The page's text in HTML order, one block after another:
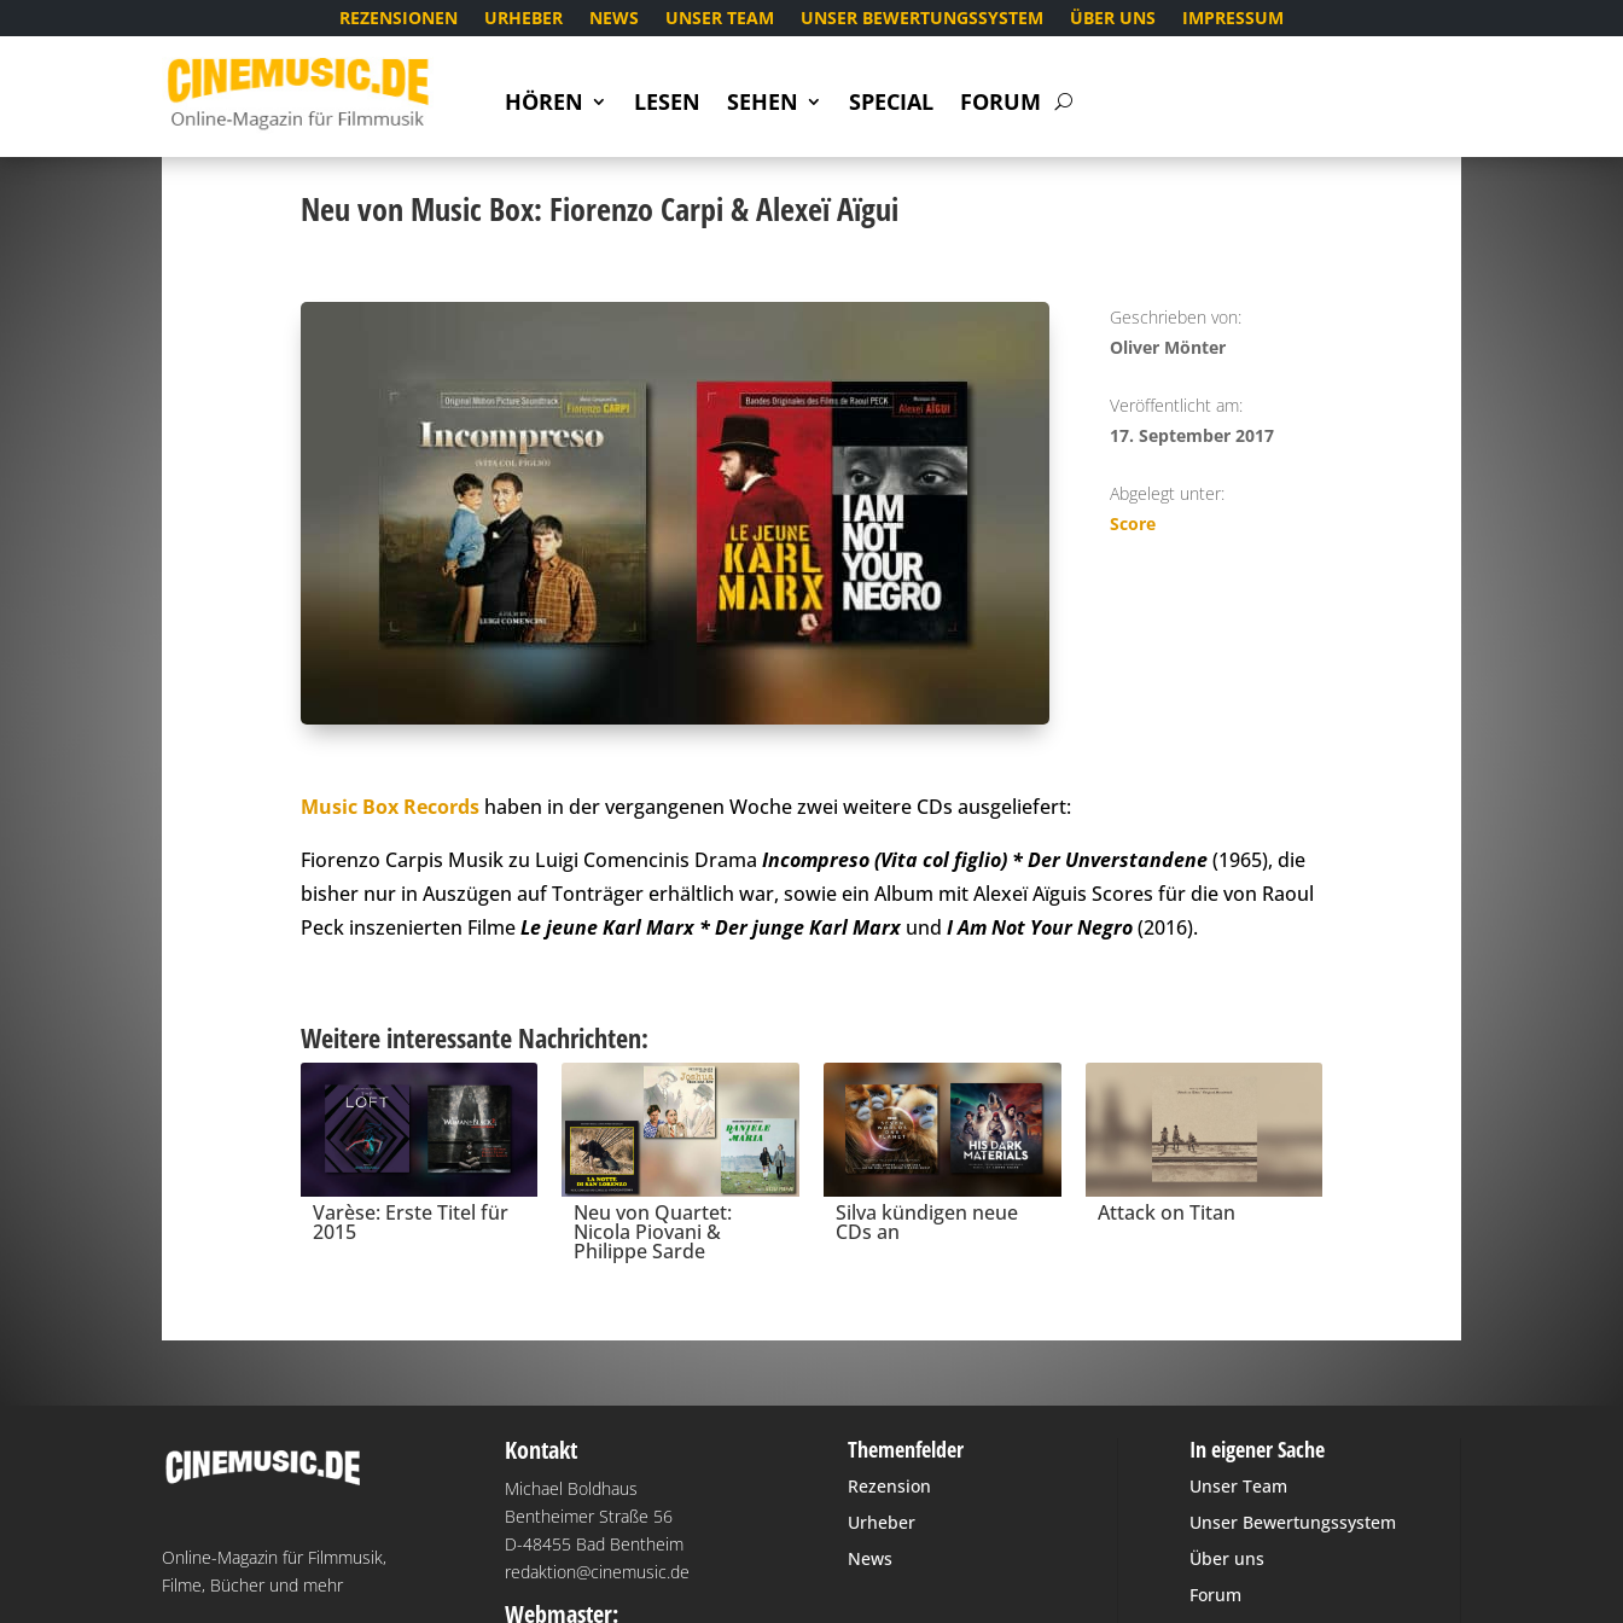
REZENSIONEN URHEBER NEWS UNSER TEAM UNSER BEWERTUNGSSYSTEM ÜBER UNS IMPRESSUM
HÖREN LESEN SEHEN SPECIAL FORUM
Neu von Music Box: Fiorenzo Carpi & Alexeï Aïgui
Geschrieben von:
Oliver Mönter
Veröffentlicht am:
17. September 2017
Abgelegt unter:
Score
Music Box Recordshaben in der vergangenen Woche zwei weitere CDs ausgeliefert:
Fiorenzo Carpis Musik zu Luigi Comencinis Drama Incompreso (Vita col figlio) * Der Unverstandene(1965), die
bisher nur in Auszügen auf Tonträger erhältlich war, sowie ein Album mit Alexeï Aïguis Scores für die von Raoul
Peck inszenierten FilmeLe jeune Karl Marx * Der junge Karl Marxund I Am Not Your Negro(2016).
Weitere interessante Nachrichten:
Varèse: Erste Titel für
2015
Neu von Quartet:
Nicola Piovani &
Philippe Sarde
Silva kündigen neue
CDs an
Attack on Titan
Online-Magazin für Filmmusik,
Filme, Bücher und mehr
Kontakt
Michael Boldhaus
Bentheimer Straße 56
D-48455 Bad Bentheim
redaktion@cinemusic.de
Webmaster:
Themenfelder
Rezension
Urheber
News
In eigener Sache
Unser Team
Unser Bewertungssystem
Über uns
Forum